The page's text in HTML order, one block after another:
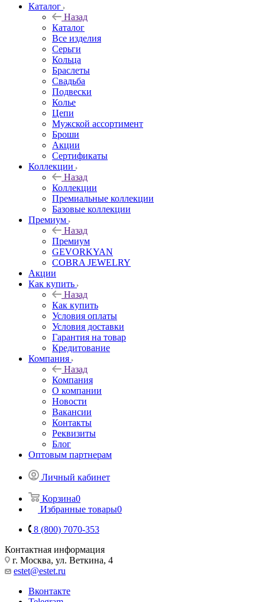
Каталог
Назад
Каталог
Все изделия
Серьги
Кольца
Браслеты
Свадьба
Подвески
Колье
Цепи
Мужской ассортимент
Броши
Акции
Сертификаты
Коллекции
Назад
Коллекции
Премиальные коллекции
Базовые коллекции
Премиум
Назад
Премиум
GEVORKYAN
COBRA JEWELRY
Акции
Как купить
Назад
Как купить
Условия оплаты
Условия доставки
Гарантия на товар
Кредитование
Компания
Назад
Компания
О компании
Новости
Вакансии
Контакты
Реквизиты
Блог
Оптовым партнерам
Личный кабинет
Корзина0
Избранные товары0
8 (800) 7070-353
Контактная информация
г. Москва, ул. Веткина, 4
estet@estet.ru
Вконтакте